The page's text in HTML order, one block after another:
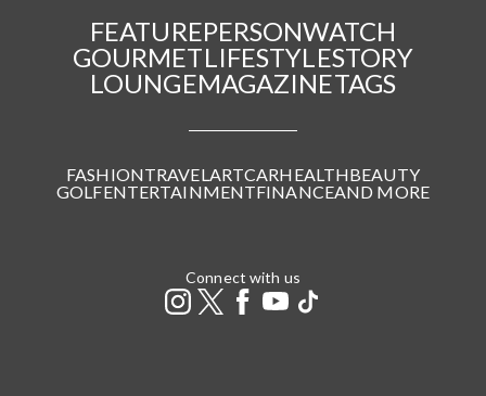
FEATUREPERSONWATCH
GOURMETLIFESTYLESTORY
LOUNGEMAGAZINETAGS
FASHIONTRAVEL ARTCARHEALTHBEAUTY
GOLFENTERTAINMENTFINANCEAND MORE
Connect with us